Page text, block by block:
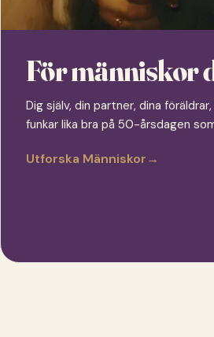
För människor
Dig själv, din partner, dina
funkar lika bra på 50-årsdagen
Utforska Människor→